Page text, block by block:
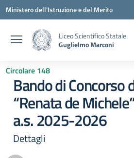
Vai ai contenuti
Vai al menu di navigazione
Vai al footer
Ministero dell'Istruzione e del Merito
Liceo Scientifico Statale
Guglielmo Marconi
Circolare 148
Bando di Concorso
“Renata de
a.s. 2025-2026
Dettagli